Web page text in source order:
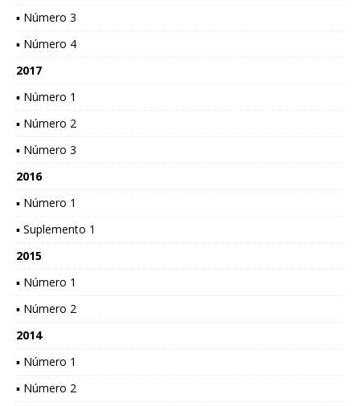
▪ Número 3
▪ Número 4
2017
▪ Número 1
▪ Número 2
▪ Número 3
2016
▪ Número 1
▪ Suplemento 1
2015
▪ Número 1
▪ Número 2
2014
▪ Número 1
▪ Número 2